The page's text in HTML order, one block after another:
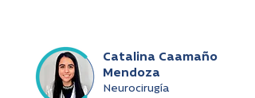
Catalina Caamaño
Mendoza
Neurocirugía